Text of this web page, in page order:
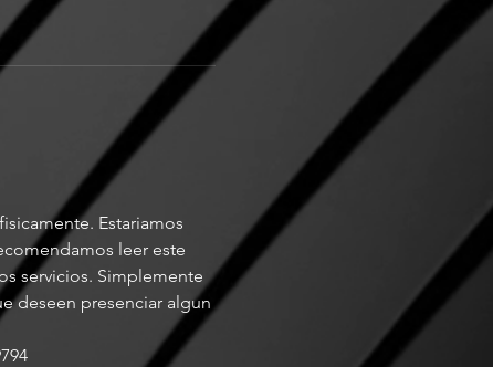
Estariamos
leer este
servicios. Simplemente
deseen presenciar algun